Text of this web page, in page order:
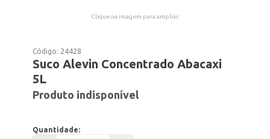
Clique na imagem para ampliar.
Código: 24428
Suco Alevin Concentrado Abacaxi
5L
Produto indisponível
Quantidade: